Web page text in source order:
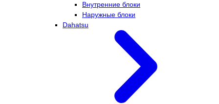
Внутренние блоки
Наружные блоки
Dahatsu